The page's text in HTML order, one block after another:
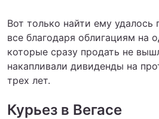
Вот только найти ему удалось
все благодаря облигациям на
которые сразу продать не
накапливали дивиденды на
трех лет.
Курьез в Вегасе